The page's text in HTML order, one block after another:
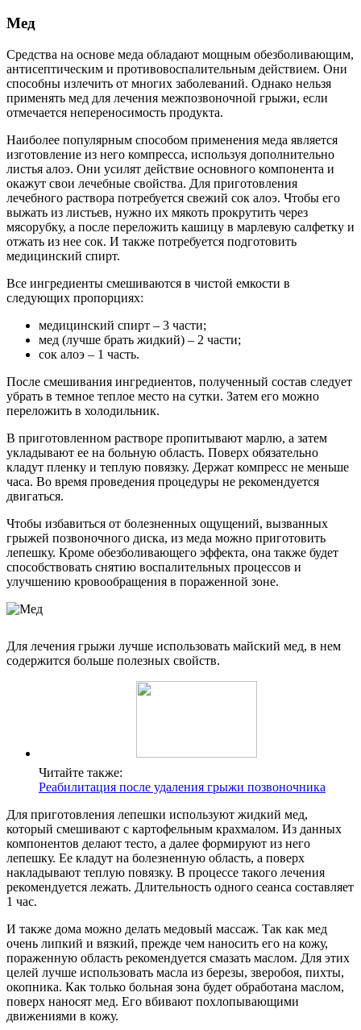
Мед
Средства на основе меда обладают мощным обезболивающим,
антисептическим и противовоспалительным действием. Они
способны излечить от многих заболеваний. Однако нельзя
применять мед для лечения межпозвоночной грыжи, если
отмечается непереносимость продукта.
Наиболее популярным способом применения меда является
изготовление из него компресса, используя дополнительно
листья алоэ. Они усилят действие основного компонента и
окажут свои лечебные свойства. Для приготовления
лечебного раствора потребуется свежий сок алоэ. Чтобы его
выжать из листьев, нужно их мякоть прокрутить через
мясорубку, а после переложить кашицу в марлевую салфетку и
отжать из нее сок. И также потребуется подготовить
медицинский спирт.
Все ингредиенты смешиваются в чистой емкости в
следующих пропорциях:
медицинский спирт – 3 части;
мед (лучше брать жидкий) – 2 части;
сок алоэ – 1 часть.
После смешивания ингредиентов, полученный состав следует
убрать в темное теплое место на сутки. Затем его можно
переложить в холодильник.
В приготовленном растворе пропитывают марлю, а затем
укладывают ее на больную область. Поверх обязательно
кладут пленку и теплую повязку. Держат компресс не меньше
часа. Во время проведения процедуры не рекомендуется
двигаться.
Чтобы избавиться от болезненных ощущений, вызванных
грыжей позвоночного диска, из меда можно приготовить
лепешку. Кроме обезболивающего эффекта, она также будет
способствовать снятию воспалительных процессов и
улучшению кровообращения в пораженной зоне.
Для лечения грыжи лучше использовать майский мед, в нем
содержится больше полезных свойств.
Читайте также:
Реабилитация после удаления грыжи позвоночника
Для приготовления лепешки используют жидкий мед,
который смешивают с картофельным крахмалом. Из данных
компонентов делают тесто, а далее формируют из него
лепешку. Ее кладут на болезненную область, а поверх
накладывают теплую повязку. В процессе такого лечения
рекомендуется лежать. Длительность одного сеанса составляет
1 час.
И также дома можно делать медовый массаж. Так как мед
очень липкий и вязкий, прежде чем наносить его на кожу,
пораженную область рекомендуется смазать маслом. Для этих
целей лучше использовать масла из березы, зверобоя, пихты,
окопника. Как только больная зона будет обработана маслом,
поверх наносят мед. Его вбивают похлопывающими
движениями в кожу.